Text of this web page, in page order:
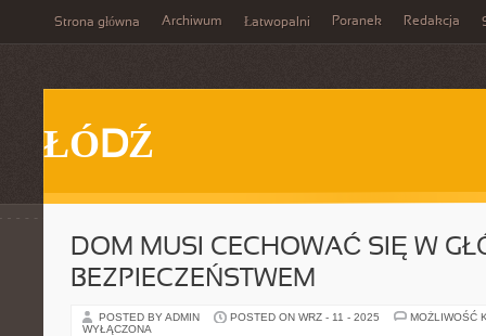
Strona główna Archiwum Łatwopalni Poranek Redakcja
ŁÓDŹ
DOM MUSI CECHOWAĆ SIĘ W
BEZPIECZEŃSTWEM
POSTED BY ADMIN POSTED ON WRZ - 11 - 2025
MOŻLIWOŚĆ
WYŁĄCZONA